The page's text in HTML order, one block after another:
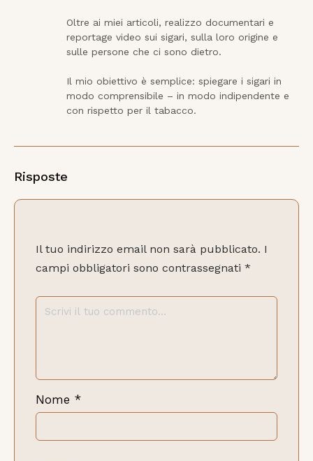
Oltre ai miei articoli, realizzo documentari e
reportage video sui sigari, sulla loro origine e
sulle persone che ci sono dietro.
Il mio obiettivo è semplice: spiegare i sigari in
modo comprensibile – in modo indipendente e
con rispetto per il tabacco.
Risposte
Il tuo indirizzo email non sarà pubblicato. I
campi obbligatori sono contrassegnati *
Nome *